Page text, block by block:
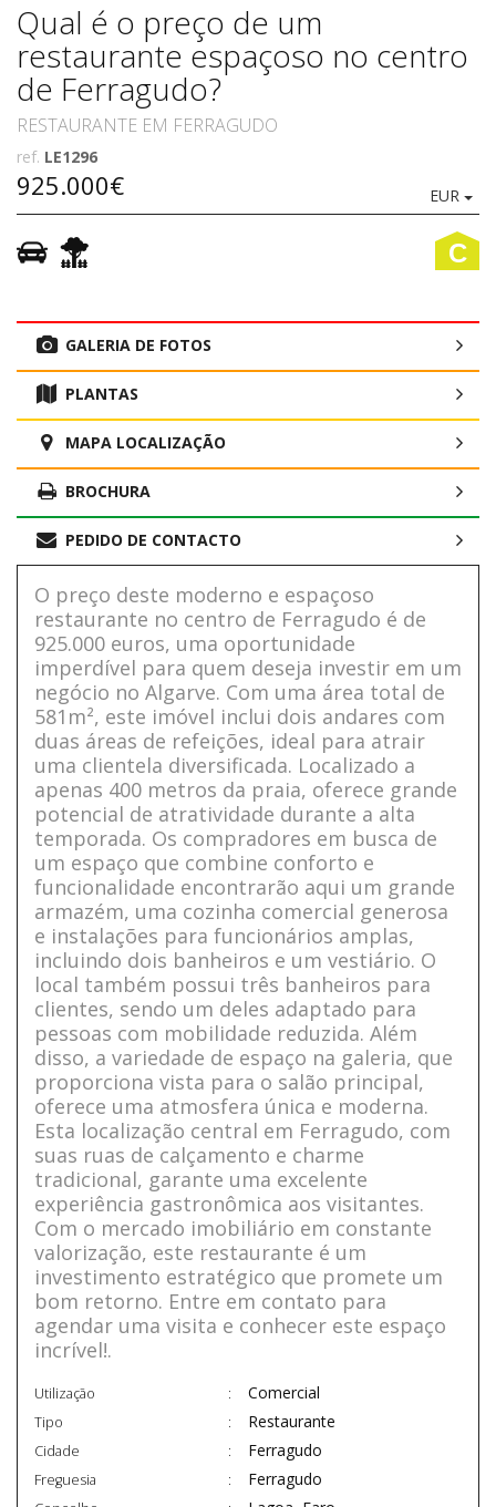
Qual é o preço de um
restaurante espaçoso no centro
de Ferragudo?
RESTAURANTE EM FERRAGUDO
ref. LE1296
925.000€ EUR
C
GALERIA DE FOTOS
PLANTAS
MAPA LOCALIZAÇÃO
BROCHURA
PEDIDO DE CONTACTO
O preço deste moderno e espaçoso
restaurante no centro de Ferragudo é de
925.000 euros, uma oportunidade
imperdível para quem deseja investir em um
negócio no Algarve. Com uma área total de
581m², este imóvel inclui dois andares com
duas áreas de refeições, ideal para atrair
uma clientela diversificada. Localizado a
apenas 400 metros da praia, oferece grande
potencial de atratividade durante a alta
temporada. Os compradores em busca de
um espaço que combine conforto e
funcionalidade encontrarão aqui um grande
armazém, uma cozinha comercial generosa
e instalações para funcionários amplas,
incluindo dois banheiros e um vestiário. O
local também possui três banheiros para
clientes, sendo um deles adaptado para
pessoas com mobilidade reduzida. Além
disso, a variedade de espaço na galeria, que
proporciona vista para o salão principal,
oferece uma atmosfera única e moderna.
Esta localização central em Ferragudo, com
suas ruas de calçamento e charme
tradicional, garante uma excelente
experiência gastronômica aos visitantes.
Com o mercado imobiliário em constante
valorização, este restaurante é um
investimento estratégico que promete um
bom retorno. Entre em contato para
agendar uma visita e conhecer este espaço
incrível!.
Utilização Comercial
Tipo Restaurante
Cidade Ferragudo
Freguesia Ferragudo